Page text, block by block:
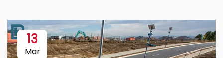
13
Mar